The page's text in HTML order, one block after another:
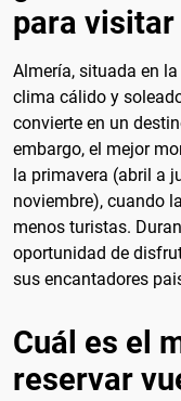
para visitar
Almería, situada en
clima cálido y
convierte en un
embargo, el mejor
la primavera (abril a
noviembre), cuando
menos turistas.
oportunidad de
sus encantadores
Cuál es el
reservar